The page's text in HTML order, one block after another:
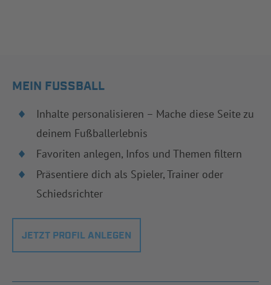
MEIN FUSSBALL
Inhalte personalisieren – Mache diese Seite zu
deinem Fußballerlebnis
Favoriten anlegen, Infos und Themen filtern
Präsentiere dich als Spieler, Trainer oder
Schiedsrichter
JETZT PROFIL ANLEGEN